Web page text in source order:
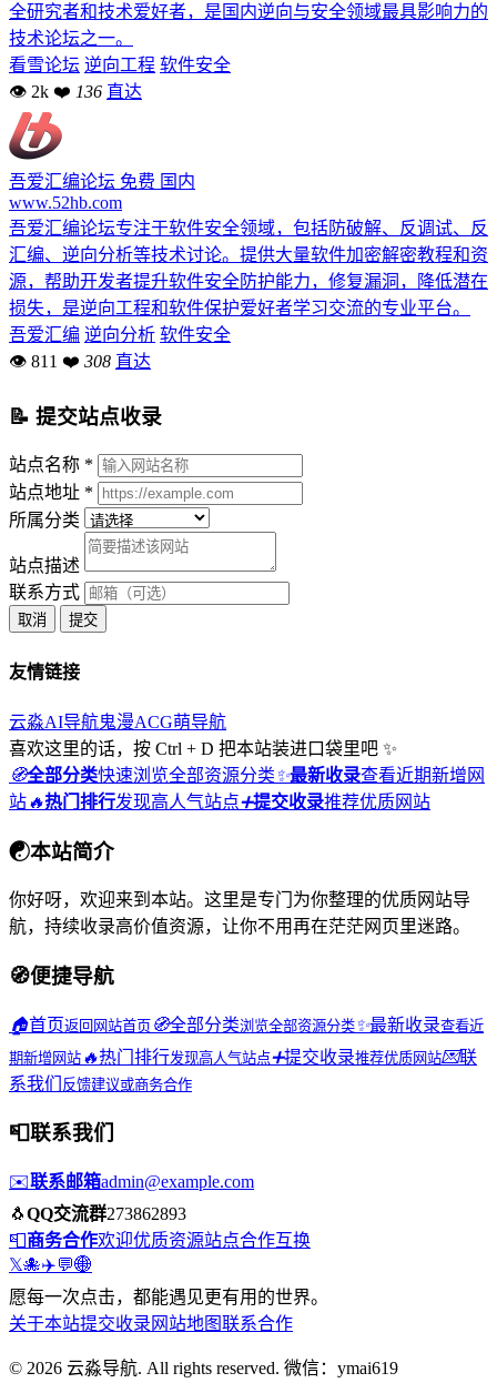
全研究者和技术爱好者，是国内逆向与安全领域最具影响力的
技术论坛之一。
看雪论坛 逆向工程 软件安全
👁 2k ❤ 136 直达
吾爱汇编论坛 免费 国内
www.52hb.com
吾爱汇编论坛专注于软件安全领域，包括防破解、反调试、反
汇编、逆向分析等技术讨论。提供大量软件加密解密教程和资
源，帮助开发者提升软件安全防护能力，修复漏洞，降低潜在
损失，是逆向工程和软件保护爱好者学习交流的专业平台。
吾爱汇编 逆向分析 软件安全
👁 811 ❤ 308 直达
📝 提交站点收录
站点名称 *
站点地址 *
所属分类
站点描述
联系方式
取消 提交
友情链接
云淼AI导航鬼漫ACG萌导航
喜欢这里的话，按 Ctrl + D 把本站装进口袋里吧 ✨
🧭全部分类快速浏览全部资源分类✨最新收录查看近期新增网
站🔥热门排行发现高人气站点➕提交收录推荐优质网站
☯本站简介
你好呀，欢迎来到本站。这里是专门为你整理的优质网站导
航，持续收录高价值资源，让你不用再在茫茫网页里迷路。
🧭便捷导航
🏠首页返回网站首页 🧭全部分类浏览全部资源分类✨最新收录查看近
期新增网站 🔥热门排行发现高人气站点➕提交收录推荐优质网站💌联
系我们 反馈建议或商务合作
📮联系我们
✉️联系邮箱admin@example.com
🐧QQ交流群273862893
📮商务合作欢迎优质资源站点合作互换
𝕏🐙✈️💬🌐
愿每一次点击，都能遇见更有用的世界。
关于本站提交收录 网站地图联系合作
© 2026 云淼导航. All rights reserved. 微信：ymai619